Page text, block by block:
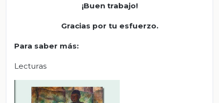
¡Buen trabajo!
Gracias por tu esfuerzo.
Para saber más:
Lecturas